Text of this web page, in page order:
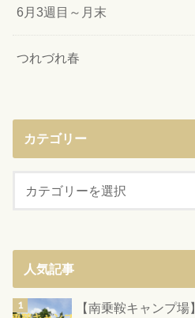
6月3週目～月末
つれづれ春
カテゴリー
人気記事
【南乗鞍キャンプ